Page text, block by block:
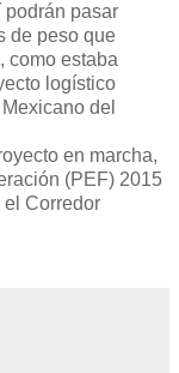
podrán pasar
de peso que
como estaba
logístico
del
en marcha,
(PEF) 2015
el Corredor